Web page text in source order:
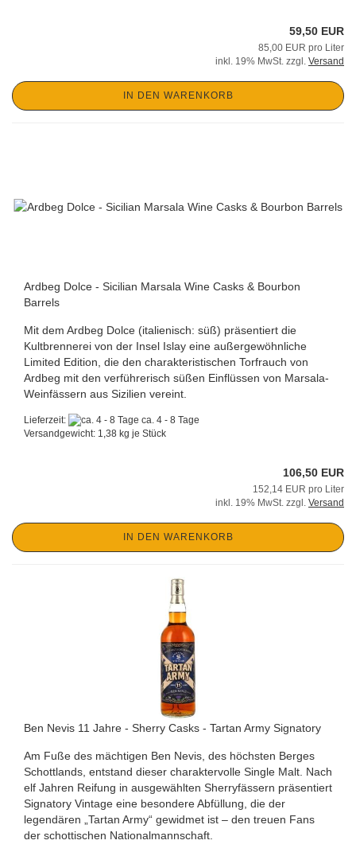
59,50 EUR
85,00 EUR pro Liter
inkl. 19% MwSt. zzgl. Versand
IN DEN WARENKORB
Ardbeg Dolce - Sicilian Marsala Wine Casks & Bourbon
Barrels
Mit dem Ardbeg Dolce (italienisch: süß) präsentiert die
Kultbrennerei von der Insel Islay eine außergewöhnliche
Limited Edition, die den charakteristischen Torfrauch von
Ardbeg mit den verführerisch süßen Einflüssen von Marsala-
Weinfässern aus Sizilien vereint.
Lieferzeit:
ca. 4 - 8 Tage
Versandgewicht: 1,38 kg je Stück
106,50 EUR
152,14 EUR pro Liter
inkl. 19% MwSt. zzgl. Versand
IN DEN WARENKORB
Ben Nevis 11 Jahre - Sherry Casks - Tartan Army Signatory
Am Fuße des mächtigen Ben Nevis, des höchsten Berges
Schottlands, entstand dieser charaktervolle Single Malt. Nach
elf Jahren Reifung in ausgewählten Sherryfässern präsentiert
Signatory Vintage eine besondere Abfüllung, die der
legendären „Tartan Army“ gewidmet ist – den treuen Fans
der schottischen Nationalmannschaft.